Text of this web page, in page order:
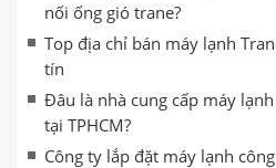
nối ống gió trane?
Top địa chỉ bán máy lạnh
tín
Đâu là nhà cung cấp máy
tại TPHCM?
Công ty lắp đặt máy lạnh